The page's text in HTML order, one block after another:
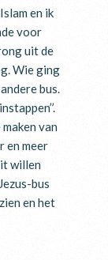
en ik
voor
uit de
Wie ging
bus.
van
en meer
willen
bus
en het